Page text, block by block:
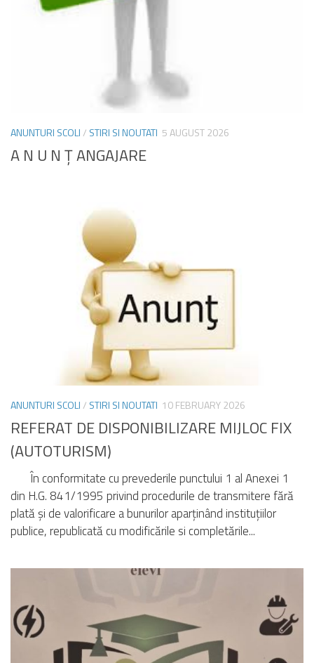
ANUNTURI SCOLI/ STIRI SI NOUTATI 5 AUGUST 2026
A N U N Ţ ANGAJARE
ANUNTURI SCOLI/ STIRI SI NOUTATI 10 FEBRUARY 2026
REFERAT DE DISPONIBILIZARE MIJLOC FIX
(AUTOTURISM)
În conformitate cu prevederile punctului 1 al Anexei 1
din H.G. 841/1995 privind procedurile de transmitere fără
plată și de valorificare a bunurilor aparținând instituțiilor
publice, republicată cu modificările si completările...